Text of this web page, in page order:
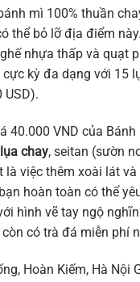
mì 100% thuần
thể bỏ lỡ địa điểm
nhựa thấp và quạt
kỳ đa dạng với 15
USD).
40.000 VND của
chay, seitan (sườn
việc thêm xoài lát
hoàn toàn có thể
hình vẽ tay ngộ
có trà đá miễn
Hoàn Kiếm, Hà